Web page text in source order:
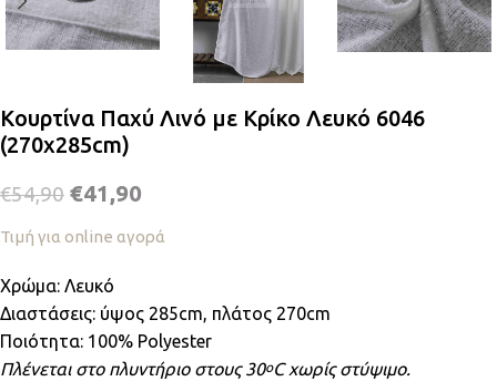
Κουρτίνα Παχύ Λινό με Κρίκο Λευκό 6046
(270x285cm)
€54,90 €41,90
Τιμή για online αγορά
Χρώμα: Λευκό
Διαστάσεις: ύψος 285cm, πλάτος 270cm
Ποιότητα: 100% Polyester
Πλένεται στο πλυντήριο στους 30οC χωρίς στύψιμο.